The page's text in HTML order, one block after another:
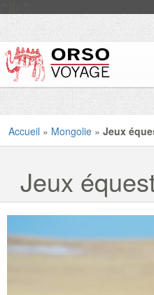
Accueil » Mongolie » Jeux
Jeux